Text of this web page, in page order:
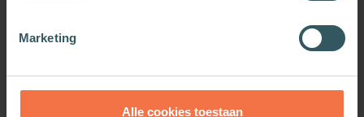
Marketing
Alle cookies toestaan
Meer informatie